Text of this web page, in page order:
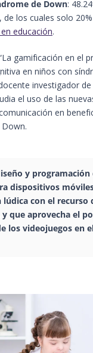
de Down:
de los cuales solo
educación.
gamificación en el
en niños con
investigador
el uso de las
en
y programación
dispositivos
lúdica con el recurso
que aprovecha el
los videojuegos en